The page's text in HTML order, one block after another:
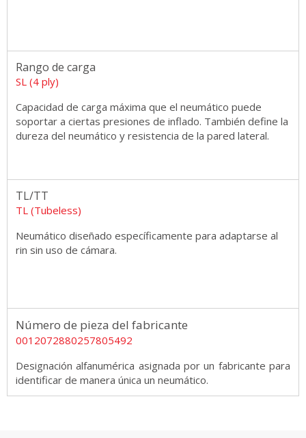
Rango de carga
SL (4 ply)
Capacidad de carga máxima que el neumático puede
soportar a ciertas presiones de inflado. También define la
dureza del neumático y resistencia de la pared lateral.
TL/TT
TL (Tubeless)
Neumático diseñado específicamente para adaptarse al
rin sin uso de cámara.
Número de pieza del fabricante
0012072880257805492
Designación alfanumérica asignada por un fabricante para
identificar de manera única un neumático.